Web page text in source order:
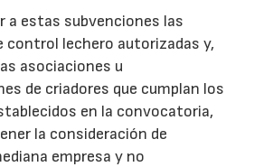
a estas subvenciones las
control lechero autorizadas y,
asociaciones u
de criadores que cumplan los
en la convocatoria,
la consideración de
empresa y no